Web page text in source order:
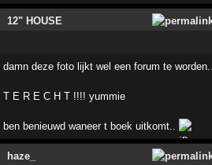
12" HOUSE
damn deze foto lijkt wel een forum te worden...
T E R E C H T !!!! yummie
ben benieuwd waneer t boek uitkomt..
haze_